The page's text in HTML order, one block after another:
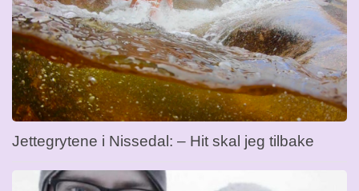
Jettegrytene i Nissedal: – Hit skal jeg tilbake